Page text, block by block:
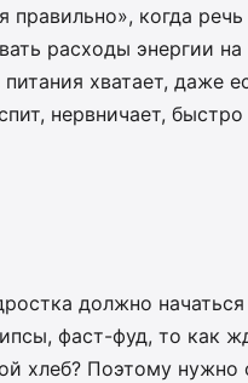
правильно», когда
расходы энергии
хватает, даже
нервничает,
должно
фаст-фуд, то как
хлеб? Поэтому нужно